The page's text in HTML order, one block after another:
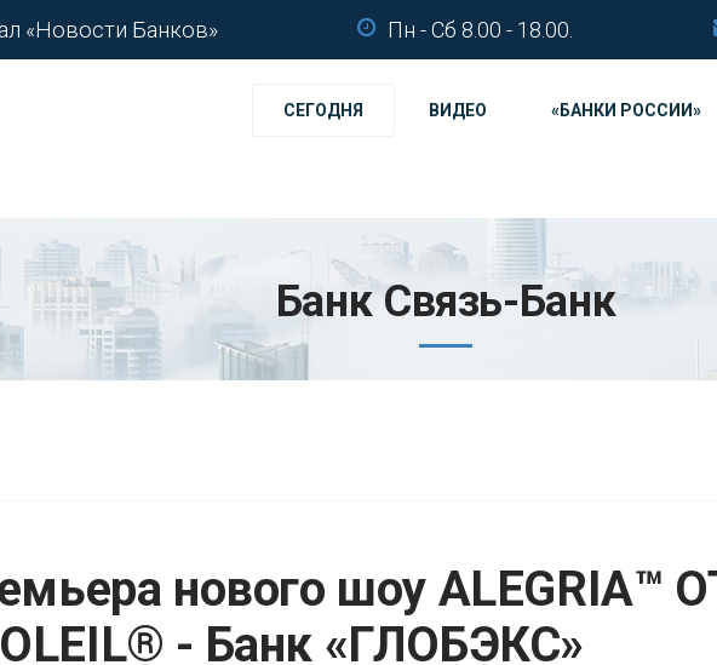
«Новости Банков» Пн - Сб 8.00 - 18.00.
СЕГОДНЯ ВИДЕО «БАНКИ РОССИИ»
Банк Связь-Банк
нового шоу ALEGRIA™
- Банк «ГЛОБЭКС»